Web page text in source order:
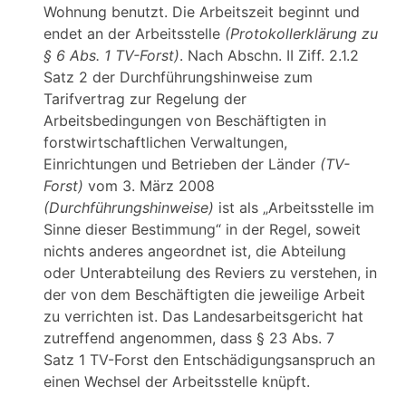
Wohnung benutzt. Die Arbeitszeit beginnt und
endet an der Arbeitsstelle (Protokollerklärung zu
§ 6 Abs. 1 TV-Forst). Nach Abschn. II Ziff. 2.1.2
Satz 2 der Durchführungshinweise zum
Tarifvertrag zur Regelung der
Arbeitsbedingungen von Beschäftigten in
forstwirtschaftlichen Verwaltungen,
Einrichtungen und Betrieben der Länder (TV-
Forst) vom 3. März 2008
(Durchführungshinweise) ist als „Arbeitsstelle im
Sinne dieser Bestimmung“ in der Regel, soweit
nichts anderes angeordnet ist, die Abteilung
oder Unterabteilung des Reviers zu verstehen, in
der von dem Beschäftigten die jeweilige Arbeit
zu verrichten ist. Das Landesarbeitsgericht hat
zutreffend angenommen, dass § 23 Abs. 7
Satz 1 TV-Forst den Entschädigungsanspruch an
einen Wechsel der Arbeitsstelle knüpft.